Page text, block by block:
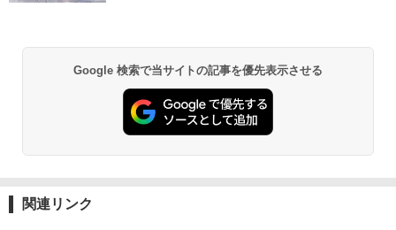
Google 検索で当サイトの記事を優先表示させる
関連リンク